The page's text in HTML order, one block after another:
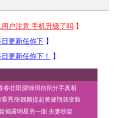
春壮阳 梁咏琪自剖分手真相
看秀张靓颖提起黄健翔就变脸
揭露明星另一面 夫妻吵架